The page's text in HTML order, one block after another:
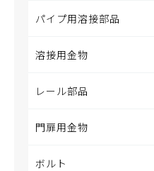
パイプ用溶接部品
溶接用金物
レール部品
門扉用金物
ボルト